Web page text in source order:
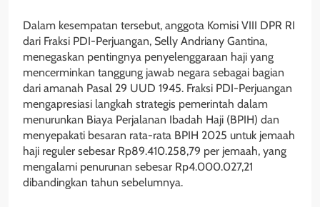
Dalam kesempatan tersebut, anggota Komisi VIII DPR RI
dari Fraksi PDI-Perjuangan, Selly Andriany Gantina,
menegaskan pentingnya penyelenggaraan haji yang
mencerminkan tanggung jawab negara sebagai bagian
dari amanah Pasal 29 UUD 1945. Fraksi PDI-Perjuangan
mengapresiasi langkah strategis pemerintah dalam
menurunkan Biaya Perjalanan Ibadah Haji (BPIH) dan
menyepakati besaran rata-rata BPIH 2025 untuk jemaah
haji reguler sebesar Rp89.410.258,79 per jemaah, yang
mengalami penurunan sebesar Rp4.000.027,21
dibandingkan tahun sebelumnya.